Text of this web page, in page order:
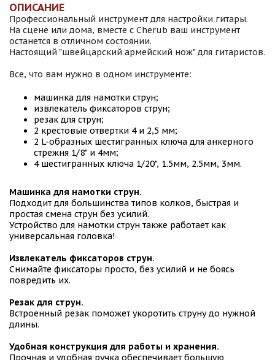
ОПИСАНИЕ
Профессиональный инструмент для настройки гитары.
На сцене или дома, вместе с Cherub ваш инструмент
останется в отличном состоянии.
Настоящий "швейцарский армейский нож" для гитаристов.
Все, что вам нужно в одном инструменте:
машинка для намотки струн;
извлекатель фиксаторов струн;
резак для струн;
2 крестовые отвертки 4 и 2,5 мм;
2 L-образных шестигранных ключа для анкерного
стрежня 1/8" и 4мм;
4 шестигранных ключа 1/20", 1.5мм, 2.5мм, 3мм.
Машинка для намотки струн.
Подходит для большинства типов колков, быстрая и
простая смена струн без усилий.
Устройство для намотки струн также работает как
универсальная головка!
Извлекатель фиксаторов струн.
Снимайте фиксаторы просто, без усилий и не боясь
повредить их.
Резак для струн.
Встроенный резак поможет укоротить струну до нужной
длины.
Удобная конструкция для работы и хранения.
Прочная и удобная ручка обеспечивает большую